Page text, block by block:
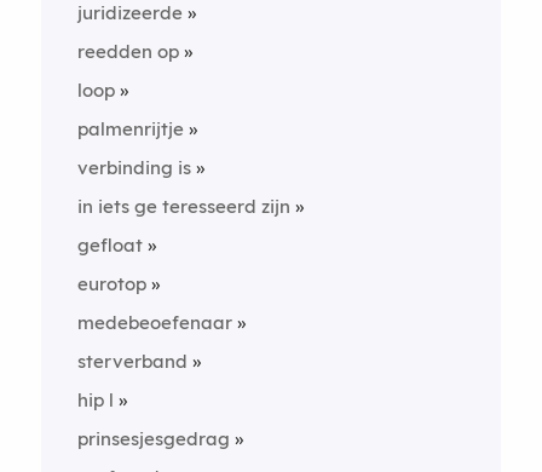
juridizeerde
reedden op
loop
palmenrijtje
verbinding is
in iets ge teresseerd zijn
gefloat
eurotop
medebeoefenaar
sterverband
hip l
prinsesjesgedrag